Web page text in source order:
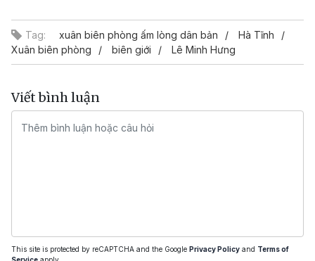
Tag: xuân biên phòng ấm lòng dân bản
Hà Tĩnh
Xuân biên phòng
biên giới Lê Minh Hưng
Viết bình luận
This site is protected by reCAPTCHA and the Google Privacy Policy and Terms of